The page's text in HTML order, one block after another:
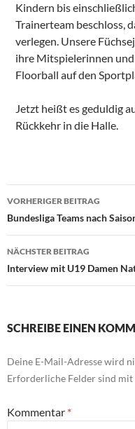
Kindern bis
Trainerteam beschloss,
verlegen. Unsere
ihre Mitspielerinnen
Floorball auf den
Jetzt heißt es geduldig
Rückkehr in die Halle.
VORHERIGER BEITRAG
Bundesliga Teams nach
NÄCHSTER BEITRAG
Interview mit U19 Damen
SCHREIBE EINEN
Deine E-Mail-Adresse wird
Erforderliche Felder sind mit
Kommentar *